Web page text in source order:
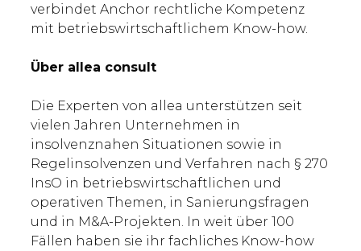
verbindet Anchor rechtliche Kompetenz
mit betriebswirtschaftlichem Know-how.
Über allea consult
Die Experten von allea unterstützen seit
vielen Jahren Unternehmen in
insolvenznahen Situationen sowie in
Regelinsolvenzen und Verfahren nach § 270
InsO in betriebswirtschaftlichen und
operativen Themen, in Sanierungsfragen
und in M&A-Projekten. In weit über 100
Fällen haben sie ihr fachliches Know-how